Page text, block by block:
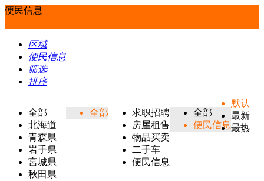
便民信息
区域
便民信息
筛选
排序
全部
北海道
青森県
岩手県
宮城県
秋田県
全部
求职招聘
房屋租售
物品买卖
二手车
便民信息
全部
便民信息
默认
最新
最热